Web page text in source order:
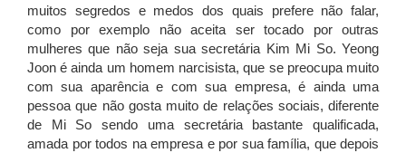
muitos segredos e medos dos quais prefere não falar,
como por exemplo não aceita ser tocado por outras
mulheres que não seja sua secretária Kim Mi So. Yeong
Joon é ainda um homem narcisista, que se preocupa muito
com sua aparência e com sua empresa, é ainda uma
pessoa que não gosta muito de relações sociais, diferente
de Mi So sendo uma secretária bastante qualificada,
amada por todos na empresa e por sua família, que depois